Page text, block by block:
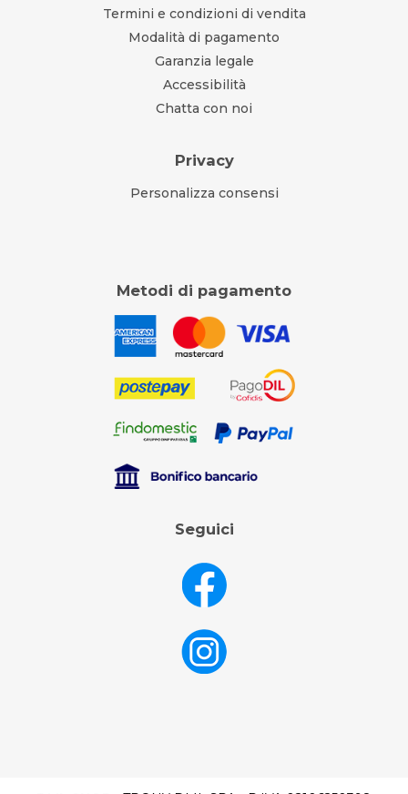
Termini e condizioni di vendita
Modalità di pagamento
Garanzia legale
Accessibilità
Chatta con noi
Privacy
Personalizza consensi
Metodi di pagamento
Seguici